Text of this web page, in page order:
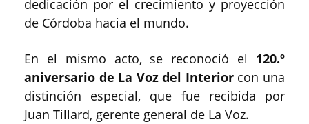
dedicación por el crecimiento y proyección
de Córdoba hacia el mundo.
En el mismo acto, se reconoció el 120.º
aniversario de La Voz del Interiorcon una
distinción especial, que fue recibida por
Juan Tillard, gerente general de La Voz.